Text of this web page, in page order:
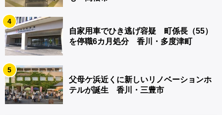
4
自家用車でひき逃げ容疑 町係長（55）
を停職6カ月処分 香川・多度津町
5
父母ケ浜近くに新しいリノベーションホ
テルが誕生 香川・三豊市